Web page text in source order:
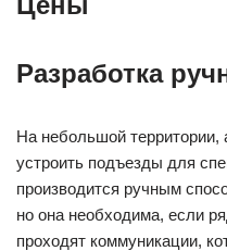
Разработка
На небольшой территории,
устроить подъезды для
производится ручным
но она необходима, если
проходят коммуникации,